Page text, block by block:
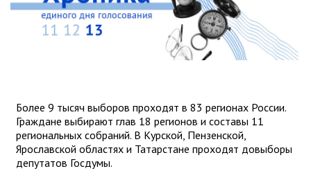
Более 9 тысяч выборов проходят в 83 регионах России.
Граждане выбирают глав 18 регионов и составы 11
региональных собраний. В Курской, Пензенской,
Ярославской областях и Татарстане проходят довыборы
депутатов Госдумы.